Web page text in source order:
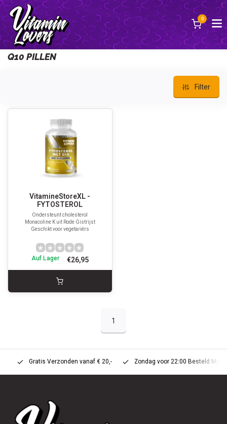
0
Zurück
Q10 PILLEN
Filter
VitamineStoreXL -
FYTOSTEROL
Ondersteunt cholesterol
Monacoline K uit Rode Gistrijst
Geschikt voor vegetariërs
€26,95
Auf Lager
1
Gratis Verzonden vanaf € 20,- Zondag voor 22:00 Besteld